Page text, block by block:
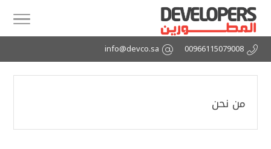
00966115079008
info@devco.sa
من نحن